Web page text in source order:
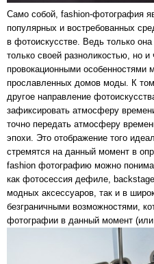
Само собой, fashion-фотография
популярных и востребованных
в фотоискусстве. Ведь только
только своей разноликостью, но и
провокационными
прославленных домов моды. К
другое направление
зафиксировать атмосферу
точно передать атмосферу
эпохи. Это отображение того
стремятся на данный момент в
fashion фотографию можно
как фотосессия дефиле,
модных аксессуаров, так и в
безграничными возможностями,
фотографии в данный момент